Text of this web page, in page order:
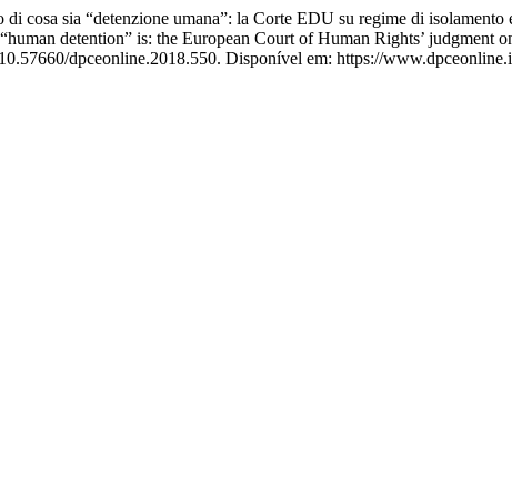
sia “detenzione umana”: la Corte EDU su regime di
detention” is: the European Court of Human Rights’ judgment
dpceonline.2018.550. Disponível em: https://